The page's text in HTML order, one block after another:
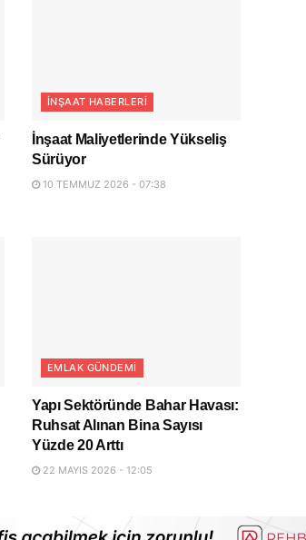
İNŞAAT HABERLERI
İnşaat Maliyetlerinde Yükseliş
Sürüyor
10 TEMMUZ 2026 - 07:38
EMLAK GÜNDEMI
Yapı Sektöründe Bahar Havası:
Ruhsat Alınan Bina Sayısı
Yüzde 20 Arttı
22 MAYIS 2026 - 12:05